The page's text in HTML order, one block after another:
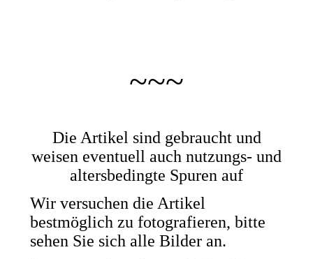
~~~
Die Artikel sind gebraucht und
weisen eventuell auch nutzungs- und
altersbedingte Spuren auf
Wir versuchen die Artikel
bestmöglich zu fotografieren, bitte
sehen Sie sich alle Bilder an.